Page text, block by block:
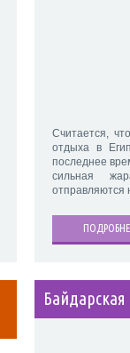
Считается,
отдыха в
последнее
сильная
отправляются